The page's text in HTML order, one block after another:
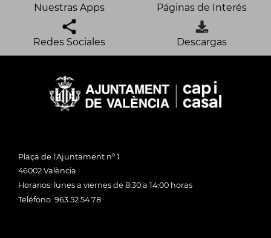
Nuestras Apps Páginas de Interés
Redes Sociales Descargas
Plaça de l'Ajuntament nº 1
46002 València
Horarios: lunes a viernes de 8:30 a 14:00 horas
Teléfono: 963 52 54 78